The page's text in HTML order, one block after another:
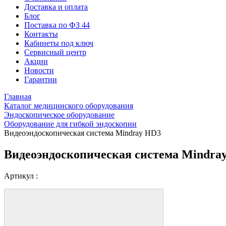
Доставка и оплата
Блог
Поставка по ФЗ 44
Контакты
Кабинеты под ключ
Сервисный центр
Акции
Новости
Гарантии
Главная
Каталог медицинского оборудования
Эндоскопическое оборудование
Оборудование для гибкой эндоскопии
Видеоэндоскопическая система Mindray HD3
Видеоэндоскопическая система
Артикул :